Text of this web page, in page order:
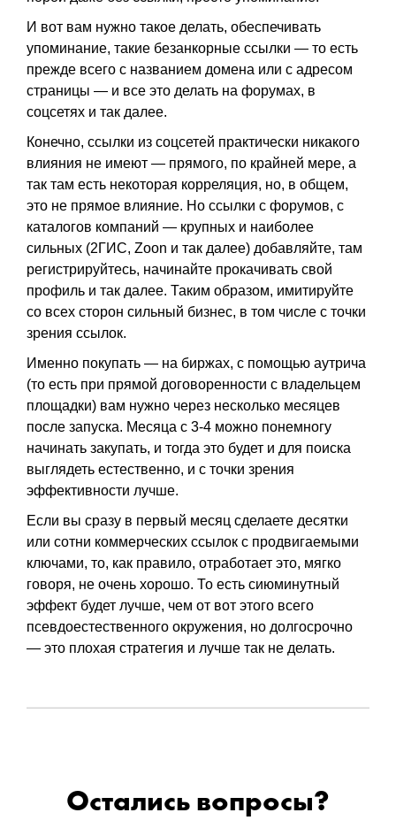
И вот вам нужно такое делать, обеспечивать
упоминание, такие безанкорные ссылки — то есть
прежде всего с названием домена или с адресом
страницы — и все это делать на форумах, в
соцсетях и так далее.
Конечно, ссылки из соцсетей практически никакого
влияния не имеют — прямого, по крайней мере, а
так там есть некоторая корреляция, но, в общем,
это не прямое влияние. Но ссылки с форумов, с
каталогов компаний — крупных и наиболее
сильных (2ГИС, Zoon и так далее) добавляйте, там
регистрируйтесь, начинайте прокачивать свой
профиль и так далее. Таким образом, имитируйте
со всех сторон сильный бизнес, в том числе с точки
зрения ссылок.
Именно покупать — на биржах, с помощью аутрича
(то есть при прямой договоренности с владельцем
площадки) вам нужно через несколько месяцев
после запуска. Месяца с 3-4 можно понемногу
начинать закупать, и тогда это будет и для поиска
выглядеть естественно, и с точки зрения
эффективности лучше.
Если вы сразу в первый месяц сделаете десятки
или сотни коммерческих ссылок с продвигаемыми
ключами, то, как правило, отработает это, мягко
говоря, не очень хорошо. То есть сиюминутный
эффект будет лучше, чем от вот этого всего
псевдоестественного окружения, но долгосрочно
— это плохая стратегия и лучше так не делать.
Остались вопросы?